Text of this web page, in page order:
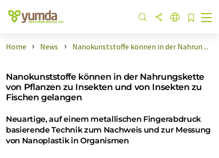
Home News Nanokunststoffe können in der Nahrun ...
Nanokunststoffe können in der Nahrungskette
von Pflanzen zu Insekten und von Insekten zu
Fischen gelangen
Neuartige, auf einem metallischen Fingerabdruck
basierende Technik zum Nachweis und zur Messung
von Nanoplastik in Organismen